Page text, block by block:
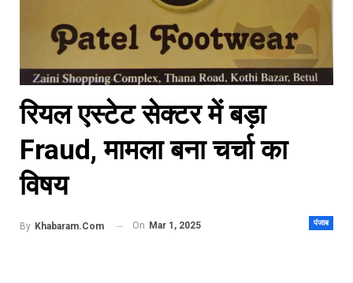
रियल एस्टेट सेक्टर में बड़ा
Fraud, मामला बना चर्चा का
विषय
पंजाब
By Khabaram.Com On Mar 1, 2025